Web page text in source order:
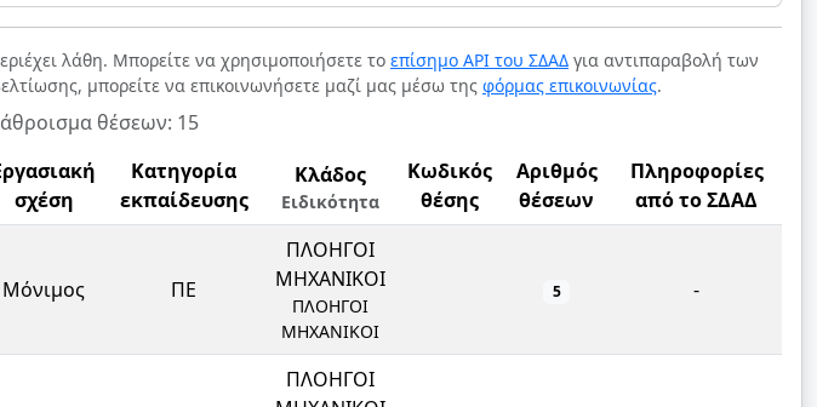
λάθη. Μπορείτε να χρησιμοποιήσετε το επίσημο API του ΣΔΑΔ για αντιπαραβολή των
μπορείτε να επικοινωνήσετε μαζί μας μέσω της φόρμας επικοινωνίας.
θέσεων: 15
σχέση
Κατηγορία
εκπαίδευσης
Κλάδος
Ειδικότητα
Κωδικός
θέσης
Αριθμός
θέσεων
Πληροφορίες
από το ΣΔΑΔ
Μόνιμος ΠΕ
ΠΛΟΗΓΟΙ
ΜΗΧΑΝΙΚΟΙ
ΠΛΟΗΓΟΙ
ΜΗΧΑΝΙΚΟΙ
5 -
ΠΛΟΗΓΟΙ